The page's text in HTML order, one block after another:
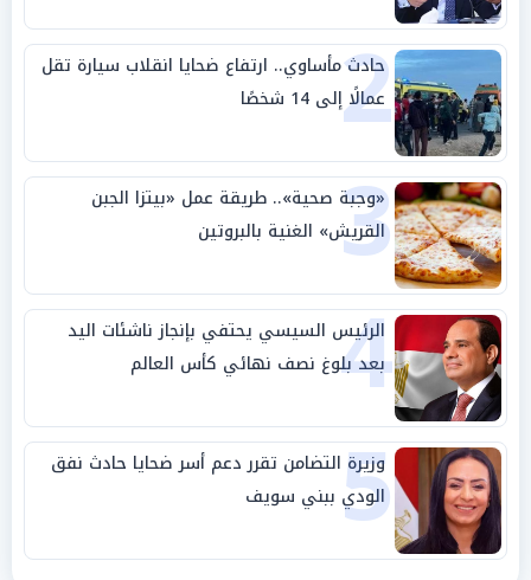
2
حادث مأساوي.. ارتفاع ضحايا انقلاب سيارة تقل
عمالًا إلى 14 شخصًا
3
«وجبة صحية».. طريقة عمل «بيتزا الجبن
القريش» الغنية بالبروتين
4
الرئيس السيسي يحتفي بإنجاز ناشئات اليد
بعد بلوغ نصف نهائي كأس العالم
5
وزيرة التضامن تقرر دعم أسر ضحايا حادث نفق
الودي ببني سويف